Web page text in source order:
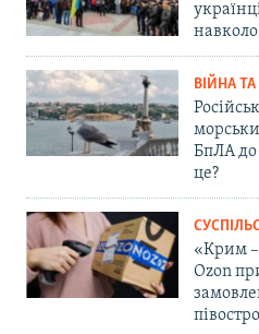
ВІЙНА
БпЛА до
це?
«Крим –
Ozon